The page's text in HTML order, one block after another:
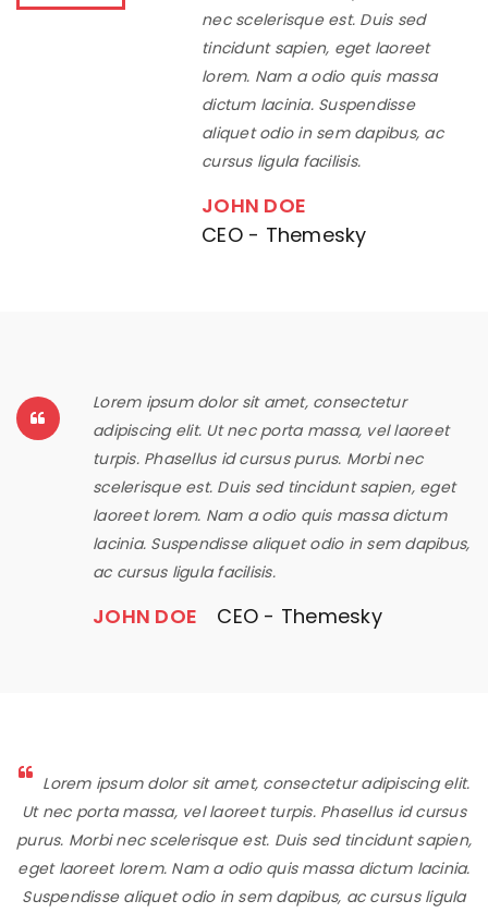
nec scelerisque est. Duis sed
tincidunt sapien, eget laoreet
lorem. Nam a odio quis massa
dictum lacinia. Suspendisse
aliquet odio in sem dapibus, ac
cursus ligula facilisis.
JOHN DOE
CEO - Themesky
Lorem ipsum dolor sit amet, consectetur
adipiscing elit. Ut nec porta massa, vel laoreet
turpis. Phasellus id cursus purus. Morbi nec
scelerisque est. Duis sed tincidunt sapien, eget
laoreet lorem. Nam a odio quis massa dictum
lacinia. Suspendisse aliquet odio in sem dapibus,
ac cursus ligula facilisis.
JOHN DOE CEO - Themesky
Lorem ipsum dolor sit amet, consectetur adipiscing elit.
Ut nec porta massa, vel laoreet turpis. Phasellus id cursus
purus. Morbi nec scelerisque est. Duis sed tincidunt sapien,
eget laoreet lorem. Nam a odio quis massa dictum lacinia.
Suspendisse aliquet odio in sem dapibus, ac cursus ligula